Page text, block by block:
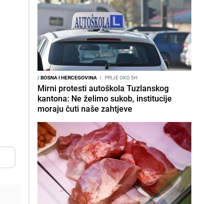
/BOSNA I HERCEGOVINA I PRIJE OKO 5H
Mirni protesti autoškola Tuzlanskog
kantona: Ne želimo sukob, institucije
moraju čuti naše zahtjeve